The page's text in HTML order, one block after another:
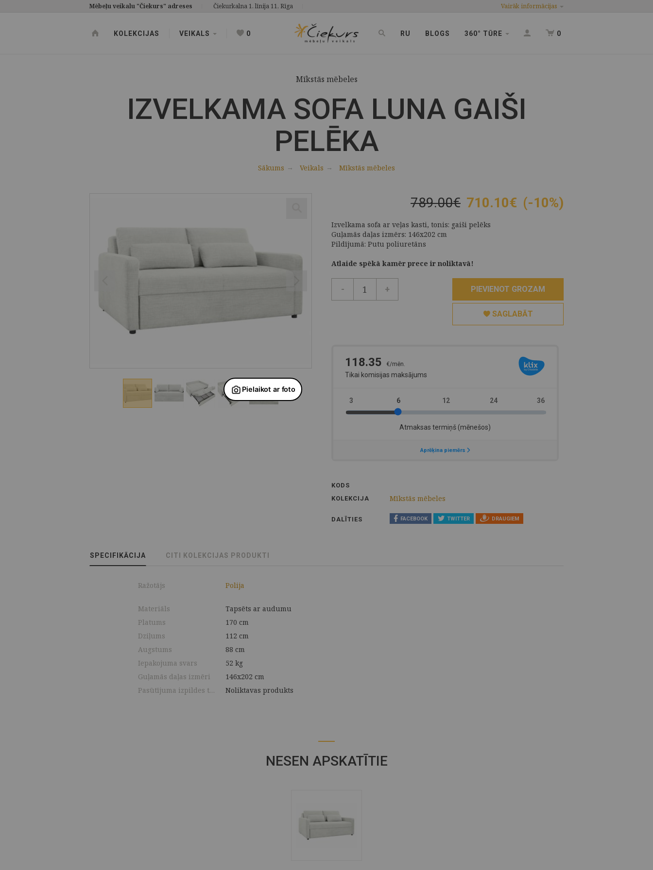
Vairāk informācijas
Mēbeļu veikalu "Čiekurs" adreses Čiekurkalna 1. līnija 11, Rīga
KOLEKCIJAS VEIKALS 0 RU BLOGS 360° TŪRE 0
Mīkstās mēbeles
IZVELKAMA SOFA LUNA GAIŠI
PELĒKA
Sākums Veikals Mīkstās mēbeles
789.00€ 710.10€ (-10%)
Izvelkama sofa ar veļas kasti, tonis: gaiši pelēks
Guļamās daļas izmērs: 146x202 cm
Pildījumā: Putu poliuretāns
Atlaide spēkā kamēr prece ir noliktavā!
- + PIEVIENOT GROZAM
SAGLABĀT
KODS
KOLEKCIJA
Mīkstās mēbeles
DALĪTIES FACEBOOK TWITTER DRAUGIEM
SPECIFIKĀCIJA CITI KOLEKCIJAS PRODUKTI
Ražotājs Polija
Materiāls
Tapsēts ar audumu
Platums
170 cm
Dziļums
112 cm
Augstums
88 cm
Iepakojuma svars
52 kg
Guļamās daļas izmēri
146x202 cm
Pasūtījuma izpildes termiņš
Noliktavas produkts
NESEN APSKATĪTIE